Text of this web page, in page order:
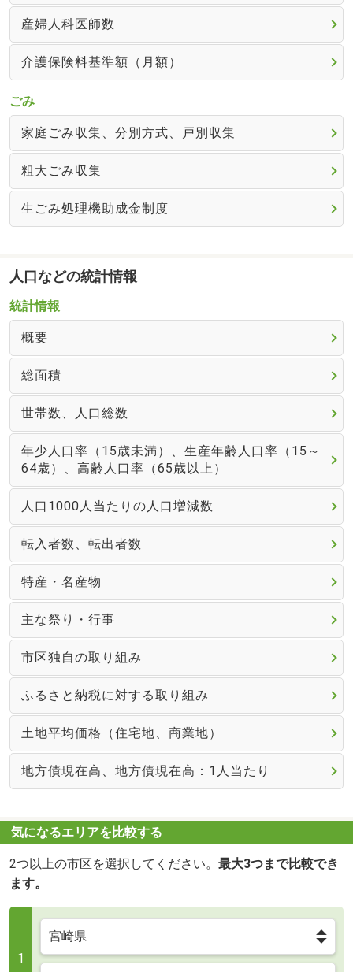
産婦人科医師数
介護保険料基準額（月額）
ごみ
家庭ごみ収集、分別方式、戸別収集
粗大ごみ収集
生ごみ処理機助成金制度
人口などの統計情報
統計情報
概要
総面積
世帯数、人口総数
年少人口率（15歳未満）、生産年齢人口率（15～
64歳）、高齢人口率（65歳以上）
人口1000人当たりの人口増減数
転入者数、転出者数
特産・名産物
主な祭り・行事
市区独自の取り組み
ふるさと納税に対する取り組み
土地平均価格（住宅地、商業地）
地方債現在高、地方債現在高：1人当たり
気になるエリアを比較する
2つ以上の市区を選択してください。 最大3つまで比較でき
ます。
1